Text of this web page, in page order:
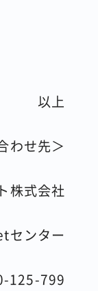
以上
わせ先＞
株式会社
センター
125-799